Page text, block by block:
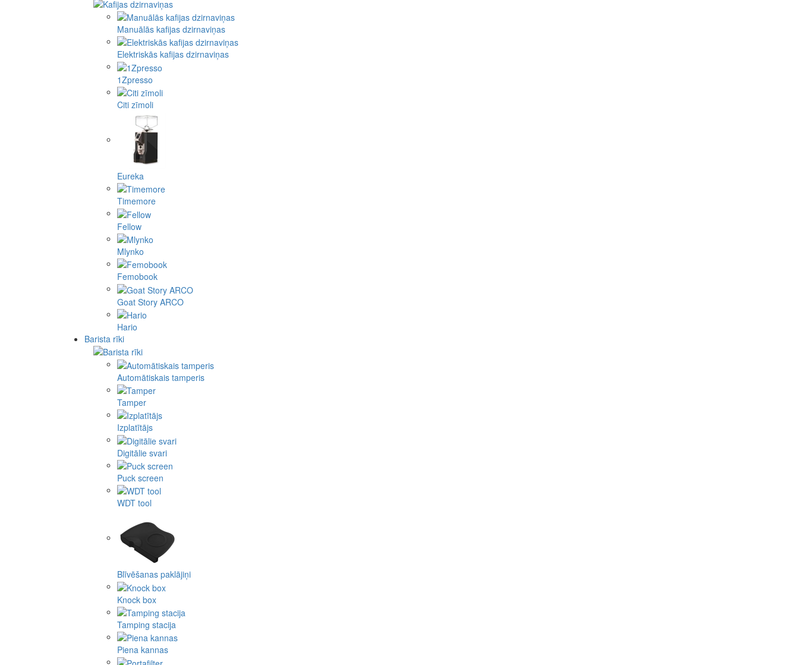
Manuālās kafijas dzirnaviņas
Elektriskās kafijas dzirnaviņas
1Zpresso
Citi zīmoli
Eureka
Timemore
Fellow
Mlynko
Femobook
Goat Story ARCO
Hario
Barista rīki
Automātiskais tamperis
Tamper
Izplatītājs
Digitālie svari
Puck screen
WDT tool
Blīvēšanas paklājiņi
Knock box
Tamping stacija
Piena kannas